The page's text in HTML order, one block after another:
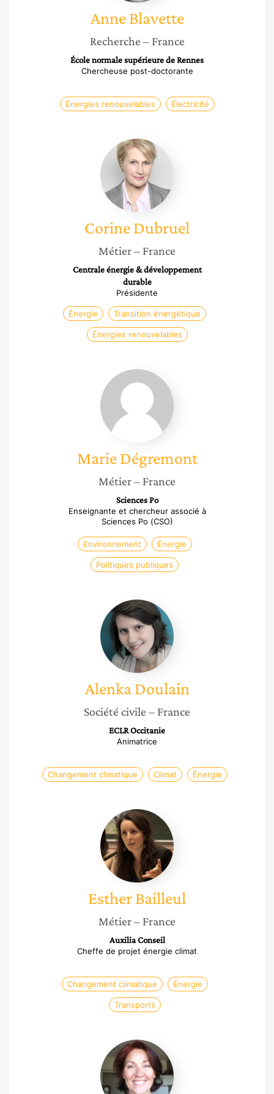
Anne Blavette
Recherche – France
École normale supérieure de Rennes
Chercheuse post-doctorante
Énergies renouvelables Électricité
Corine
Dubruel
CorineDubruel
Métier– France
Centrale énergie & développement
durable
Présidente
Énergie Transition énergétique
Énergies renouvelables
Marie
Dégremont
Marie Dégremont
Métier– France
Sciences Po
Enseignante et chercheur associé à
Sciences Po (CSO)
Environnement Énergie
Politiques publiques
Alenka
Doulain
Alenka Doulain
Société civile – France
ECLR Occitanie
Animatrice
Changement climatique Climat Énergie
Esther
Bailleul
EstherBailleul
Métier– France
Auxilia Conseil
Cheffe de projet énergie climat
Changement climatique Énergie
Transports
Virginie
Escudié